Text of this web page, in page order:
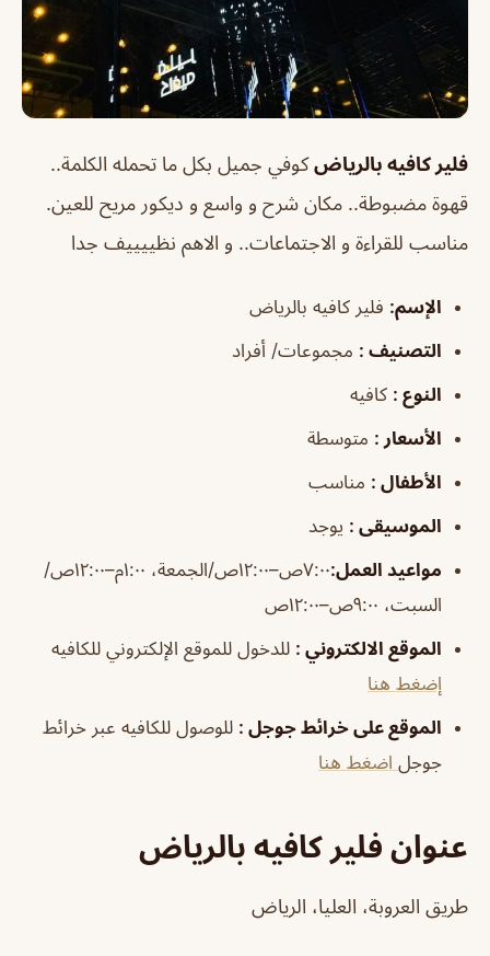
فلير كافيه بالرياض كوفي جميل بكل ما تحمله الكلمة..
قهوة مضبوطة.. مكان شرح و واسع و ديكور مريح للعين.
مناسب للقراءة و الاجتماعات.. و الاهم نظييييف جدا
الإسم: فلير كافيه بالرياض
التصنيف : مجموعات/ أفراد
النوع : كافيه
الأسعار : متوسطة
الأطفال : مناسب
الموسيقى : يوجد
مواعيد العمل:
٧:٠٠ص–١٢:٠٠ص/الجمعة، ١:٠٠م–١٢:٠٠ص/
السبت، ٩:٠٠ص–١٢:٠٠ص
الموقع الالكتروني : للدخول للموقع الإلكتروني للكافيه
إضغط هنا
الموقع على خرائط جوجل : للوصول للكافيه عبر خرائط
جوجل اضغط هنا
عنوان فلير كافيه بالرياض
طريق العروبة، العليا، الرياض